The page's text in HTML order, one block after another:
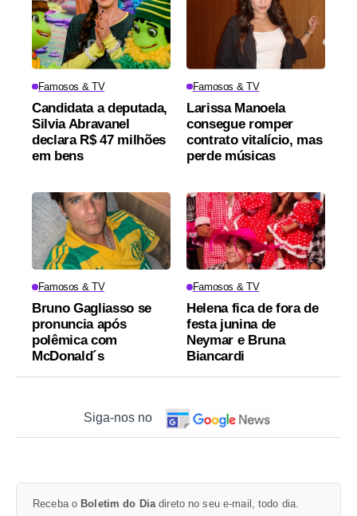
Famosos & TV
Candidata a deputada,
Silvia Abravanel
declara R$ 47 milhões
em bens
Famosos & TV
Larissa Manoela
consegue romper
contrato vitalício, mas
perde músicas
Famosos & TV
Bruno Gagliasso se
pronuncia após
polêmica com
McDonald´s
Famosos & TV
Helena fica de fora de
festa junina de
Neymar e Bruna
Biancardi
Siga-nos no
Receba o Boletim do Diadireto no seu e-mail, todo dia.